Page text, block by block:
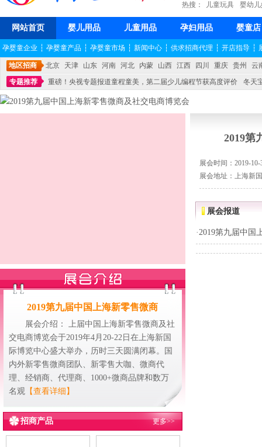
热搜： 儿童玩具 婴幼
网站首页 婴儿用品 儿童用品 孕妇用品 婴童店
孕婴童企业 ┆ 孕婴童产品 ┆ 孕婴童市场 ┆ 新闻中心 ┆ 供求招商代理 ┆ 开店指导 ┆
地区招商 北京 天津 山东 河南 河北 内蒙 山西 江西 四川 重庆 贵州
云
专题推荐
重磅！央视专题报道童程童美，第二届少儿编程节获高度评价
冬天
不能再单纯地销售产品,而要向增强服务转型,毕竟母婴产品比较特殊。”
2019第九届中国上海新零售微商
展会介绍： 上届中国上海新零售微商及社
交电商博览会于2019年4月20-22日在上海新国
际博览中心盛大举办，历时三天圆满闭幕。国
内外新零售微商团队、新零售大咖、微商代
理、经销商、代理商、1000+微商品牌和数万
名观 【查看详细】
招商产品 更多>>
2019第
展会时间：2019-10-
展会地址：上海新
展会报道
·2019第九届中国